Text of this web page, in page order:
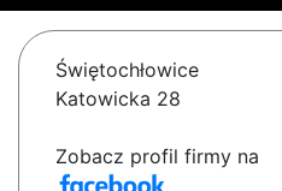
Świętochłowice
Katowicka 28
Zobacz profil firmy na